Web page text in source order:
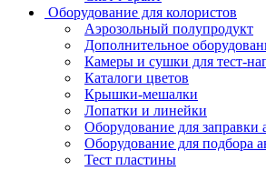
Оборудование для колористов
Аэрозольный полупродукт
Дополнительное
Камеры и сушки для тест-
Каталоги цветов
Крышки-мешалки
Лопатки и линейки
Оборудование для заправки
Оборудование для подбора
Тест пластины